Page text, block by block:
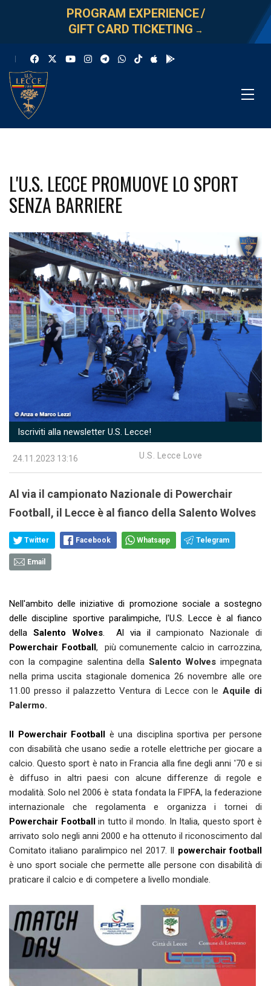
PROGRAM EXPERIENCE/
GIFT CARD TICKETING →
L'U.S. LECCE PROMUOVE LO SPORT
SENZA BARRIERE
Iscriviti alla newsletter U.S. Lecce!
24.11.2023 13:16 U.S. Lecce Love
Al via il campionato Nazionale di Powerchair
Football, il Lecce è al fianco della Salento Wolves
Twitter Facebook Whatsapp Telegram
Email
Nell'ambito delle iniziative di promozione sociale a sostegno
delle discipline sportive paralimpiche, l'U.S. Lecce è al fianco
della Salento Wolves. Al via ilcampionato Nazionale di
Powerchair Football, più comunemente calcio in carrozzina,
con la compagine salentina della Salento Wolves impegnata
nella prima uscita stagionale domenica 26 novembre alle ore
11.00 presso il palazzetto Ventura di Lecce con le Aquile di
Palermo.
Il Powerchair Football è una disciplina sportiva per persone
con disabilità che usano sedie a rotelle elettriche per giocare a
calcio. Questo sport è nato in Francia alla fine degli anni '70 e si
è diffuso in altri paesi con alcune differenze di regole e
modalità. Solo nel 2006 è stata fondata la FIPFA, la federazione
internazionale che regolamenta e organizza i tornei di
Powerchair Footballin tutto il mondo. In Italia, questo sport è
arrivato solo negli anni 2000 e ha ottenuto il riconoscimento dal
Comitato italiano paralimpico nel 2017. Il powerchair football
è uno sport sociale che permette alle persone con disabilità di
praticare il calcio e di competere a livello mondiale.